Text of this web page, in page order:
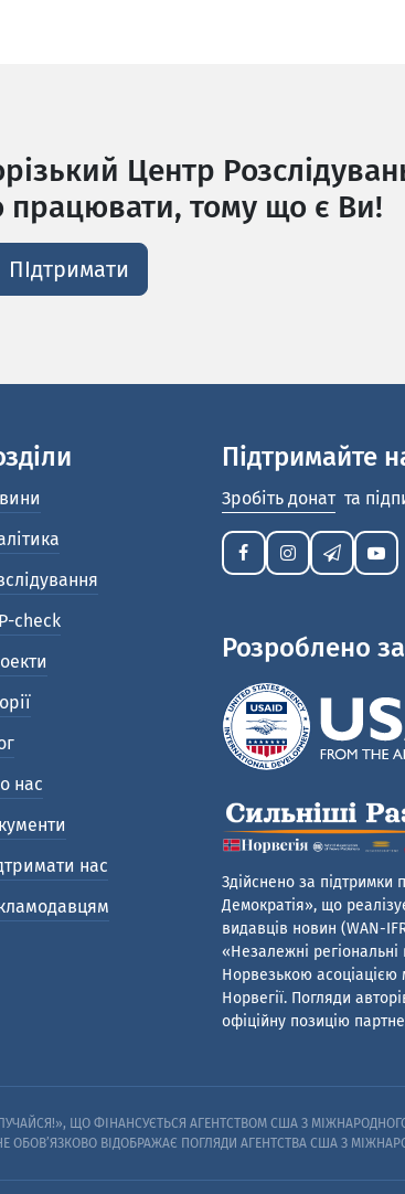
Центр
тому що є Ви!
ПІдтримати
check
нас
нас
Підтримайте
Зробіть донат та
Розроблено
Здійснено за підтримки
Демократія», що
видавців новин (WAN-
«Незалежні
Норвезькою асоціацією
Норвегії. Погляди
офіційну позицію
ЩО ФІНАНСУЄТЬСЯ АГЕНТСТВОМ США З МІЖНАРОДНОГО
ОБОВ’ЯЗКОВО ВІДОБРАЖАЄ ПОГЛЯДИ АГЕНТСТВА США З